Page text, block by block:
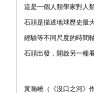
這是一個人類學家對人
石頭是描述地球歷史最
經驗等不同尺度的時間
石頭出發，開啟另一種
黃瀚嶢（《沒口之河》作